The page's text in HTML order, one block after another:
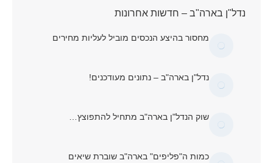
נדל"ן בארה"ב – חדשות אחרונות
מחסור בהיצע הנכסים מוביל לעליות מחירים
נדל"ן בארה"ב – נתונים מעודכנים!
שוק הנדל"ן בארה"ב מתחיל להתפוצץ…
כמות ה"פליפים" בארה"ב שוברת שיאים